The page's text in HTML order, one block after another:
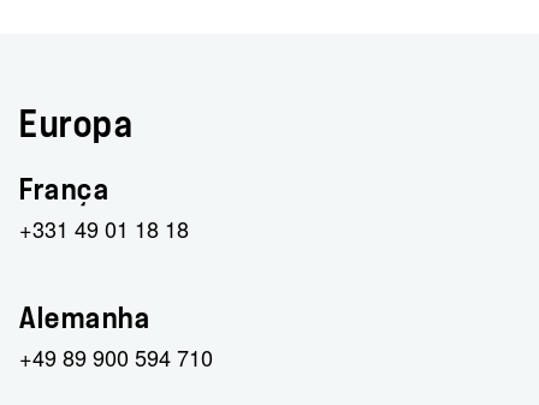
Europa
França
+331 49 01 18 18
Alemanha
+49 89 900 594 710